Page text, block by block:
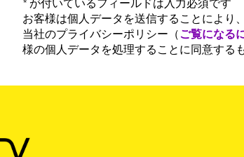
* が付いているフィールドは入力必須です
お客様は個人データを送信することにより
当社のプライバシーポリシー（ご覧になる
様の個人データを処理することに同意する